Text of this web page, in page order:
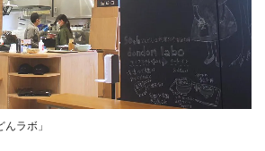
ラボ」